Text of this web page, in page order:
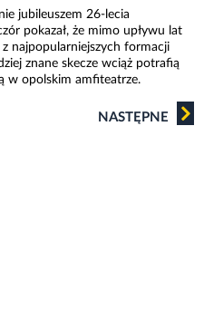
jubileuszem 26-lecia
pokazał, że mimo upływu lat
najpopularniejszych formacji
znane skecze wciąż potrafią
w opolskim amfiteatrze.
NASTĘPNE